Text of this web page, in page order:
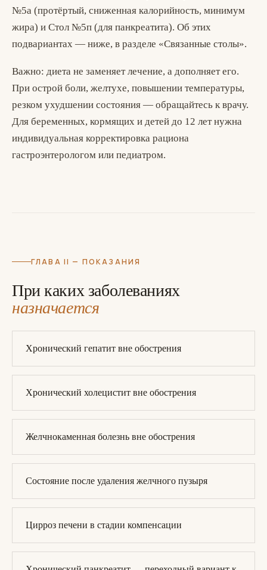
№5а (протёртый, сниженная калорийность, минимум
жира) и Стол №5п (для панкреатита). Об этих
подвариантах — ниже, в разделе «Связанные столы».
Важно: диета не заменяет лечение, а дополняет его.
При острой боли, желтухе, повышении температуры,
резком ухудшении состояния — обращайтесь к врачу.
Для беременных, кормящих и детей до 12 лет нужна
индивидуальная корректировка рациона
гастроэнтерологом или педиатром.
ГЛАВА II — ПОКАЗАНИЯ
При каких заболеваниях
назначается
Хронический гепатит вне обострения
Хронический холецистит вне обострения
Желчнокаменная болезнь вне обострения
Состояние после удаления желчного пузыря
Цирроз печени в стадии компенсации